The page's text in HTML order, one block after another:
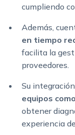
cumpliendo
Además,
en tiempo
facilita la
proveedores.
Su
equipos
obtener
experiencia